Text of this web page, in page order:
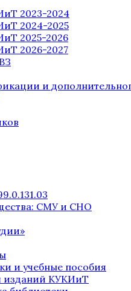
2023-2024
2024-2025
2025-2026
2026-2027
и
СМУ и СНО
и учебные пособия
изданий КУКИиТ